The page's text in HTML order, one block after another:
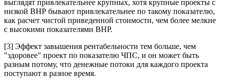
выглядят привлекательнее крупных, хотя крупные проекты с
низкой ВНР бывают привлекательнее по такому показателю,
как расчет чистой приведенной стоимости, чем более мелкие
с высокими показателями ВНР.
[3] Эффект завышения рентабельности тем больше, чем
"здоровее" проект по показателю ЧПС, и он может быть
разным потому, что денежные потоки для каждого проекта
поступают в разное время.